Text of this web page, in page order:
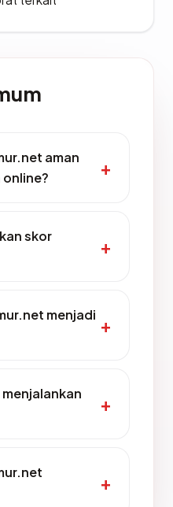
aman
skor
menjadi